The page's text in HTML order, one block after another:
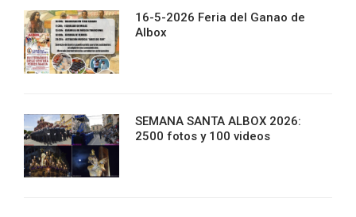
16-5-2026 Feria del Ganao de
Albox
SEMANA SANTA ALBOX 2026:
2500 fotos y 100 videos